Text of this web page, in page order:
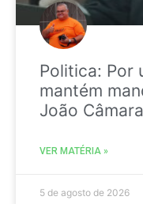
Politica: Por
mantém
João
VER MATÉRIA »
5 de agosto de 2026